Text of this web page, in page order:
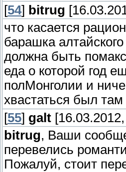
[54] bitrug
что касается
барашка
должна быть
еда о которой год
полМонголии и
хвастаться был
[55] galt
bitrug, Ваши
перевелись
Пожалуй, стоит